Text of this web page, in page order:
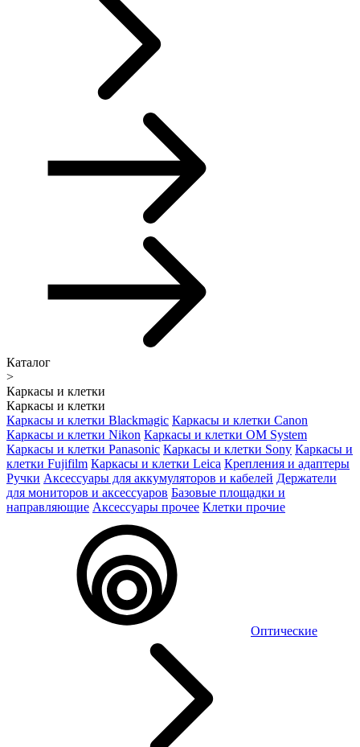
Каталог
>
Каркасы и клетки
Каркасы и клетки
Каркасы и клетки Blackmagic Каркасы и клетки Canon
Каркасы и клетки Nikon Каркасы и клетки OM System
Каркасы и клетки Panasonic Каркасы и клетки Sony Каркасы и
клетки Fujifilm Каркасы и клетки Leica Крепления и адаптеры
Ручки Аксессуары для аккумуляторов и кабелей Держатели
для мониторов и аксессуаров Базовые площадки и
направляющие Аксессуары прочее Клетки прочие
Оптические